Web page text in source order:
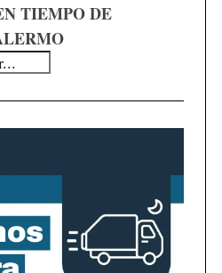
TIEMPO DE